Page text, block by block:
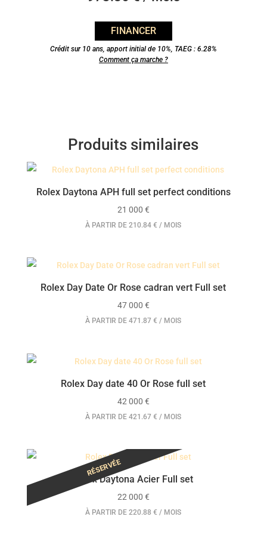
FINANCER
Crédit sur 10 ans, apport initial de 10%, TAEG : 6.28%
Comment ça marche ?
Produits similaires
Rolex Daytona APH full set perfect conditions
21 000 €
À PARTIR DE 210.84 € / MOIS
Rolex Day Date Or Rose cadran vert Full set
47 000 €
À PARTIR DE 471.87 € / MOIS
Rolex Day date 40 Or Rose full set
42 000 €
À PARTIR DE 421.67 € / MOIS
RÉSERVÉE
Rolex Daytona Acier Full set
22 000 €
À PARTIR DE 220.88 € / MOIS